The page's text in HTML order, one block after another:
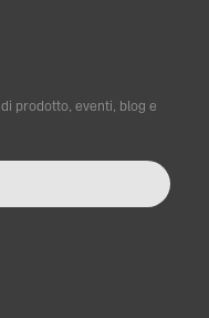
prodotto, eventi, blog e